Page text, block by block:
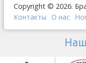
Copyright © 2026.
Контакты
О наc